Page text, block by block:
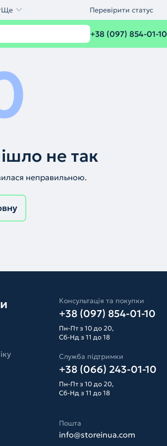
Ще Перевірити статус
+38 (097) 854-01-10
не так
неправильною.
Консультація та покупки
+38 (097) 854-01-10
Пн-Пт з 10 до 20,
Сб-Нд з 11 до 18
Служба підтримки
+38 (066) 243-01-10
Пн-Пт з 10 до 20,
Сб-Нд з 11 до 18
Пошта
info@storeinua.com